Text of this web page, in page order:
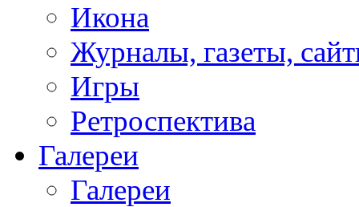
Икона
Журналы, газеты,
Игры
Ретроспектива
Галереи
Галереи